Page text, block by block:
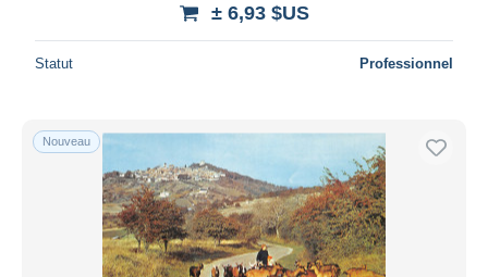
Tout désélectionner
Monde entier
± 6,93 $US
Statut Professionnel
Nouveau